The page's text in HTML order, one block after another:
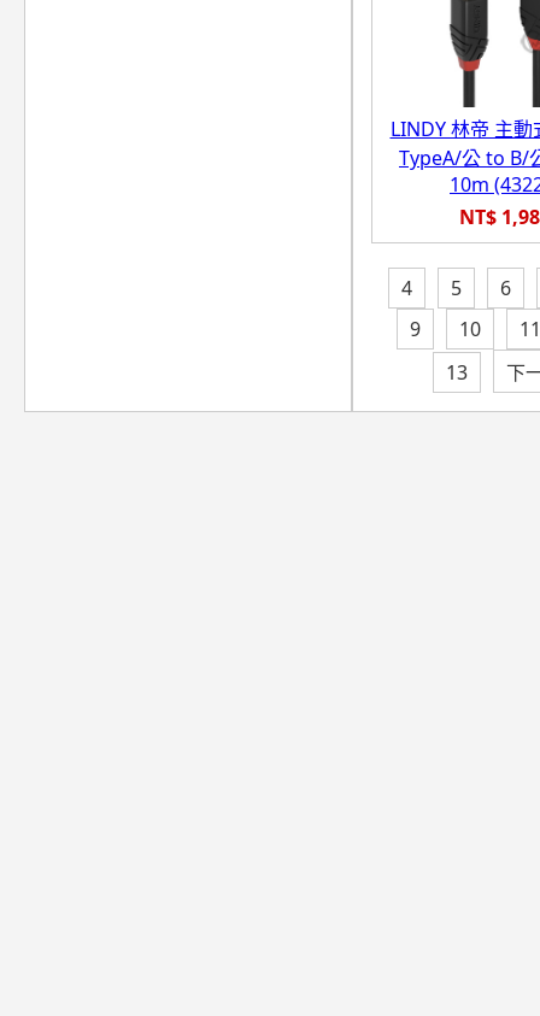
LINDY 林帝 主動
TypeA/公 to B/
10m
NT$
4 5
6
9
10
11
13
下